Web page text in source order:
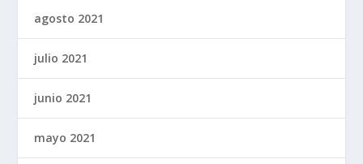
agosto 2021
julio 2021
junio 2021
mayo 2021